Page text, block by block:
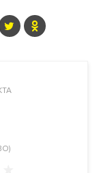
и при
— дорогая
красоту